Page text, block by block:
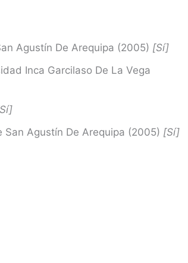
Agustín De Arequipa (2005) [Sí]
Inca Garcilaso De La Vega
Agustín De Arequipa (2005) [Sí]